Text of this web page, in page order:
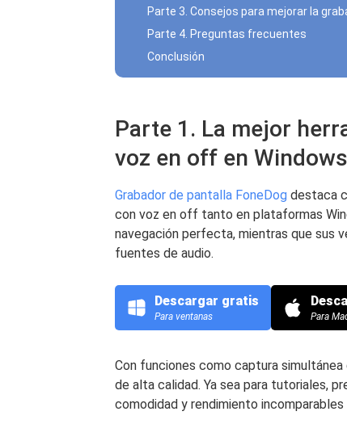
Parte 3. Consejos para mejorar la
Parte 4. Preguntas frecuentes
Conclusión
Parte 1. La mejor
voz en off en
Grabador de pantalla FoneDog destaca
con voz en off tanto en plataformas
navegación perfecta, mientras que sus
fuentes de audio.
Descargar gratis
Para ventanas Para
Con funciones como captura
de alta calidad. Ya sea para tutoriales,
comodidad y rendimiento